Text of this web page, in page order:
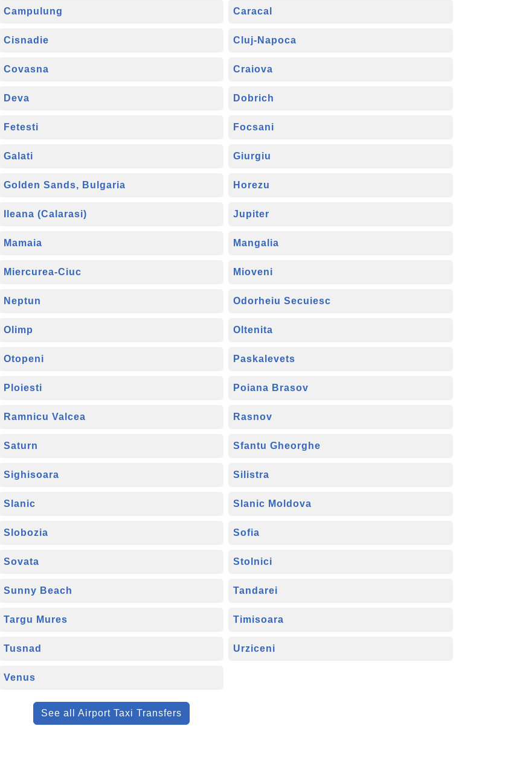
Campulung Caracal
Cisnadie Cluj-Napoca
Covasna Craiova
Deva Dobrich
Fetesti Focsani
Galati Giurgiu
Golden Sands, Bulgaria Horezu
Ileana (Calarasi) Jupiter
Mamaia Mangalia
Miercurea-Ciuc Mioveni
Neptun Odorheiu Secuiesc
Olimp Oltenita
Otopeni Paskalevets
Ploiesti Poiana Brasov
Ramnicu Valcea Rasnov
Saturn Sfantu Gheorghe
Sighisoara Silistra
Slanic Slanic Moldova
Slobozia Sofia
Sovata Stolnici
Sunny Beach Tandarei
Targu Mures Timisoara
Tusnad Urziceni
Venus
See all Airport Taxi Transfers